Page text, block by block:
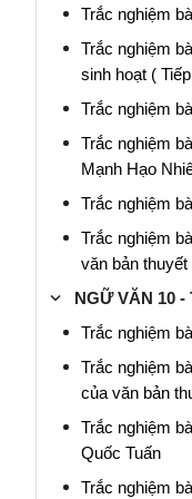
Trắc nghiệm
Trắc nghiệm
sinh hoạt (
Trắc nghiệm
Trắc nghiệm
Mạnh Hạo
Trắc nghiệm
Trắc nghiệm
văn bản thuyết
NGỮ VĂN 10 -
Trắc nghiệm
Trắc nghiệm
của văn bản
Trắc nghiệm
Quốc Tuấn
Trắc nghiệm